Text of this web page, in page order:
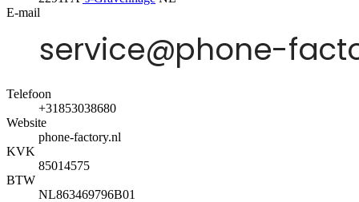
E-mail
Telefoon
+31853038680
Website
phone-factory.nl
KVK
85014575
BTW
NL863469796B01